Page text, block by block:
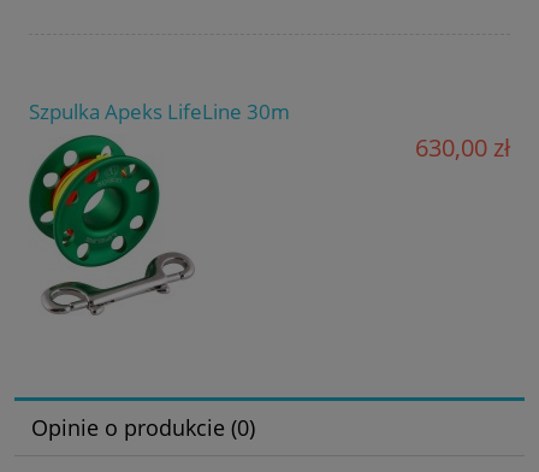
Szpulka Apeks LifeLine 30m
630,00 zł
Opinie o produkcie (0)